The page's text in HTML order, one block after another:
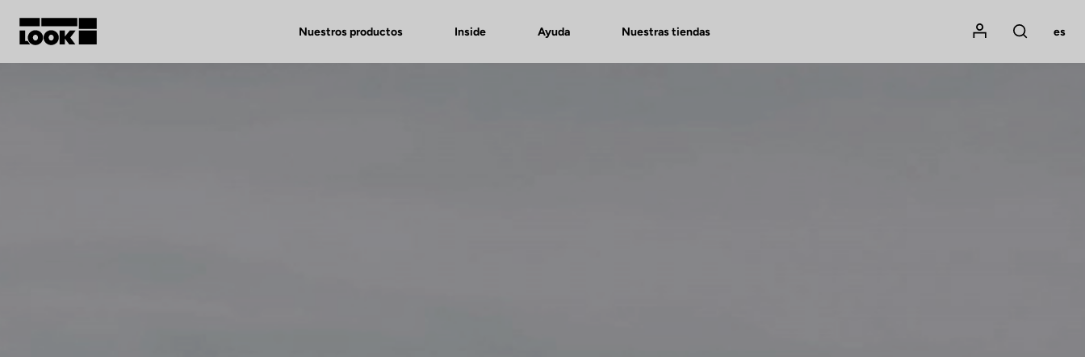
Nuestros productos Inside Ayuda Nuestras tiendas
Mon compte
Rechercher
es